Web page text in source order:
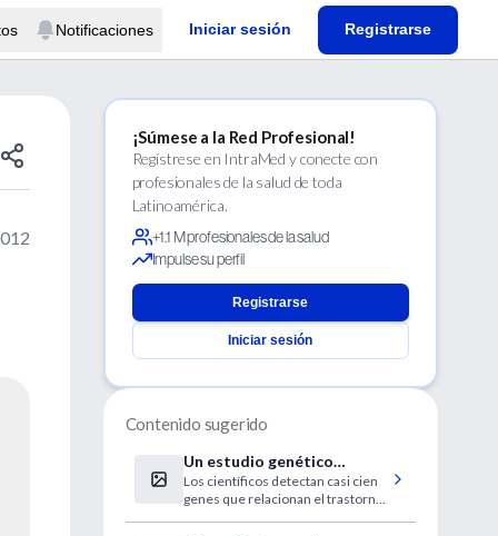
Notificaciones Iniciar sesión Registrarse
¡Súmese a la Red Profesional!
Regístrese en IntraMed y conecte con
profesionales de la salud de toda
Latinoamérica.
+1.1 M profesionales de la salud
Impulse su perfil
Registrarse
Iniciar sesión
Contenido sugerido
Un estudio genético
descubre más pistas sobre
el autismo
Los científicos detectan casi cien
genes que relacionan el trastorno